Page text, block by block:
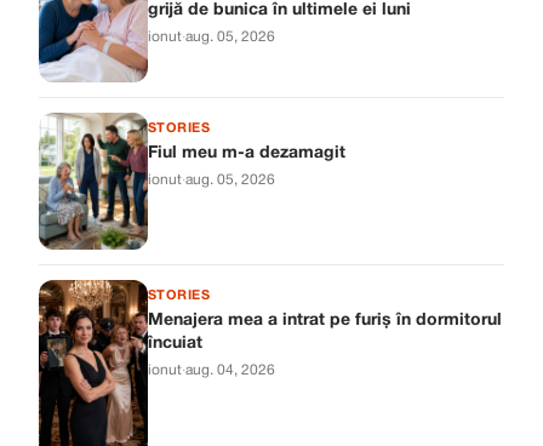
grijă de bunica în ultimele ei luni
ionut·aug. 05, 2026
STORIES
Fiul meu m-a dezamagit
ionut·aug. 05, 2026
STORIES
Menajera mea a intrat pe furiș în dormitorul
încuiat
ionut·aug. 04, 2026